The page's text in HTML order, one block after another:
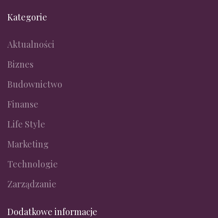
Kategorie
Aktualności
Biznes
Budownictwo
Finanse
Life Style
Marketing
Technologie
Zarządzanie
Dodatkowe informacje